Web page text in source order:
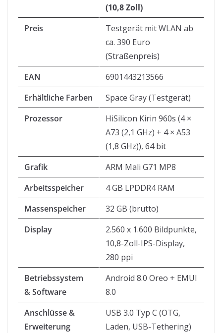
(10,8 Zoll)
Preis
Testgerät mit WLAN ab
ca. 390 Euro
(Straßenpreis)
EAN
6901443213566
Erhältliche Farben
Space Gray (Testgerät)
Prozessor
HiSilicon Kirin 960s (4 ×
A73 (2,1 GHz) + 4 × A53
(1,8 GHz)), 64 bit
Grafik
ARM Mali G71 MP8
Arbeitsspeicher
4 GB LPDDR4 RAM
Massenspeicher
32 GB (brutto)
Display
2.560 x 1.600 Bildpunkte,
10,8-Zoll-IPS-Display,
280 ppi
Betriebssystem
& Software
Android 8.0 Oreo + EMUI
8.0
Anschlüsse &
Erweiterung
USB 3.0 Typ C (OTG,
Laden, USB-Tethering)